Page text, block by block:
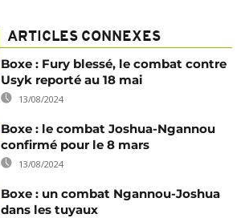
ARTICLES CONNEXES
Boxe : Fury blessé, le combat contre
Usyk reporté au 18 mai
13/08/2024
Boxe : le combat Joshua-Ngannou
confirmé pour le 8 mars
13/08/2024
Boxe : un combat Ngannou-Joshua
dans les tuyaux